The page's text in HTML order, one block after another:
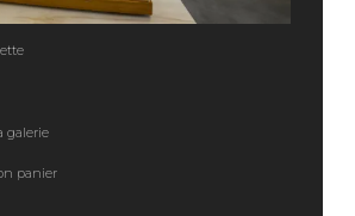
galerie
panier